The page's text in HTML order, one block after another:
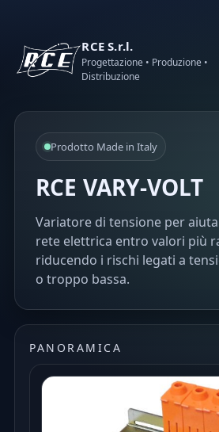
RCE S.r.l.
Progettazione • Produzione •
Distribuzione
Prodotto Made in Italy
RCE VARY-VOLT
Variatore di tensione per
rete elettrica entro valori più
riducendo i rischi legati a
o troppo bassa.
PANORAMICA